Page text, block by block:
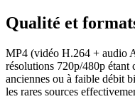
Qualité et
MP4 (vidéo H.264 + audio
résolutions 720p/480p étant
anciennes ou à faible débit
les rares sources